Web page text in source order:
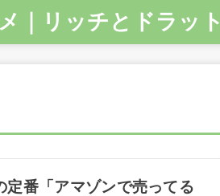
｜リッチとドラット
番「アマゾンで売ってる